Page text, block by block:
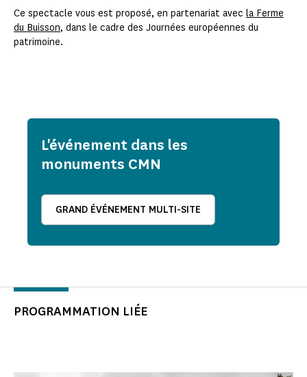
Ce spectacle vous est proposé, en partenariat avec la Ferme
du Buisson, dans le cadre des Journées européennes du
patrimoine.
L'événement dans les
monuments CMN
GRAND ÉVÉNEMENT MULTI-SITE
PROGRAMMATION LIÉE